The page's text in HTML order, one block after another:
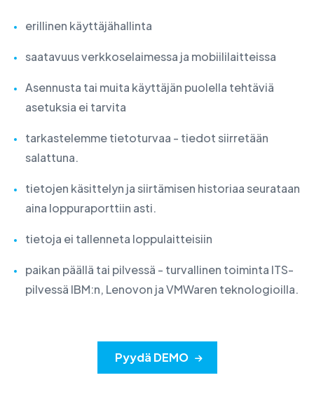
erillinen käyttäjähallinta
saatavuus verkkoselaimessa ja mobiililaitteissa
Asennusta tai muita käyttäjän puolella tehtäviä
asetuksia ei tarvita
tarkastelemme tietoturvaa - tiedot siirretään
salattuna.
tietojen käsittelyn ja siirtämisen historiaa seurataan
aina loppuraporttiin asti.
tietoja ei tallenneta loppulaitteisiin
paikan päällä tai pilvessä - turvallinen toiminta ITS-
pilvessä IBM:n, Lenovon ja VMWaren teknologioilla.
Pyydä DEMO